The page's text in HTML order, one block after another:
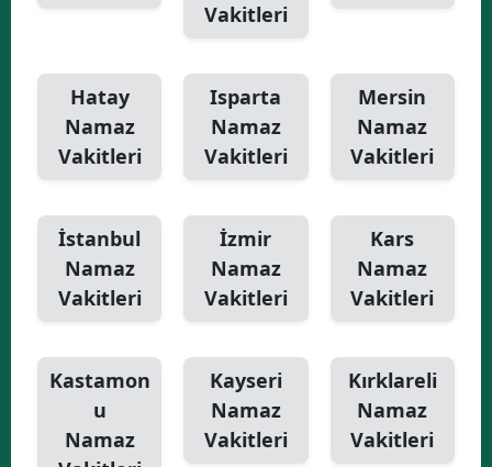
Vakitleri
Hatay
Namaz
Vakitleri
Isparta
Namaz
Vakitleri
Mersin
Namaz
Vakitleri
İstanbul
Namaz
Vakitleri
İzmir
Namaz
Vakitleri
Kars
Namaz
Vakitleri
Kastamon
u
Namaz
Kayseri
Namaz
Vakitleri
Kırklareli
Namaz
Vakitleri